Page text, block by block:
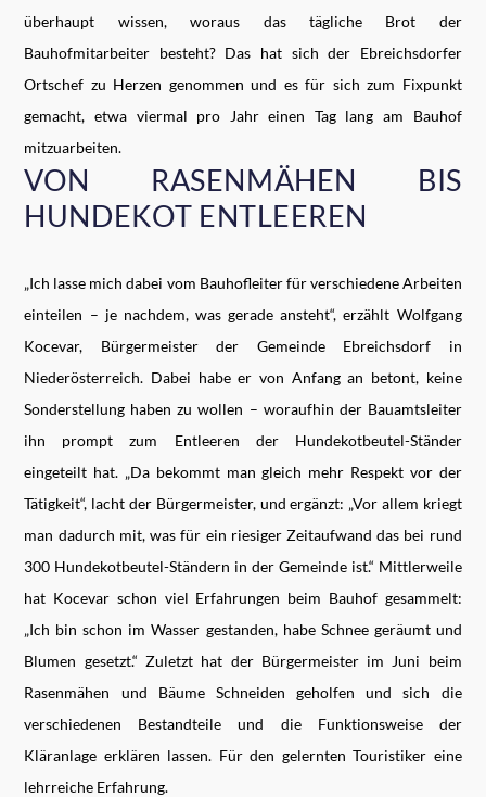
überhaupt wissen, woraus das tägliche Brot der
Bauhofmitarbeiter besteht? Das hat sich der Ebreichsdorfer
Ortschef zu Herzen genommen und es für sich zum Fixpunkt
gemacht, etwa viermal pro Jahr einen Tag lang am Bauhof
mitzuarbeiten.
VON RASENMÄHEN BIS
HUNDEKOT ENTLEEREN
„Ich lasse mich dabei vom Bauhofleiter für verschiedene Arbeiten
einteilen – je nachdem, was gerade ansteht“, erzählt Wolfgang
Kocevar, Bürgermeister der Gemeinde Ebreichsdorf in
Niederösterreich. Dabei habe er von Anfang an betont, keine
Sonderstellung haben zu wollen – woraufhin der Bauamtsleiter
ihn prompt zum Entleeren der Hundekotbeutel-Ständer
eingeteilt hat. „Da bekommt man gleich mehr Respekt vor der
Tätigkeit“, lacht der Bürgermeister, und ergänzt: „Vor allem kriegt
man dadurch mit, was für ein riesiger Zeitaufwand das bei rund
300 Hundekotbeutel-Ständern in der Gemeinde ist.“ Mittlerweile
hat Kocevar schon viel Erfahrungen beim Bauhof gesammelt:
„Ich bin schon im Wasser gestanden, habe Schnee geräumt und
Blumen gesetzt.“ Zuletzt hat der Bürgermeister im Juni beim
Rasenmähen und Bäume Schneiden geholfen und sich die
verschiedenen Bestandteile und die Funktionsweise der
Kläranlage erklären lassen. Für den gelernten Touristiker eine
lehrreiche Erfahrung.